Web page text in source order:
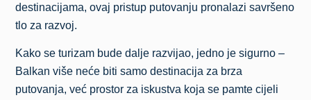
destinacijama, ovaj pristup putovanju pronalazi savršeno
tlo za razvoj.
Kako se turizam bude dalje razvijao, jedno je sigurno –
Balkan više neće biti samo destinacija za brza
putovanja, već prostor za iskustva koja se pamte cijeli